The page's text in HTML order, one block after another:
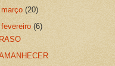
março(20)
fevereiro(6)